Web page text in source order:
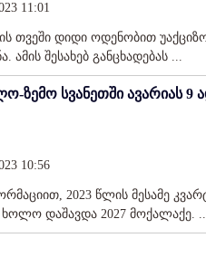
11:01
თვეში დიდი ოდენობით
შესახებ განცხადებას ...
ზემო სვანეთში ავარიას 9
10:56
2023 წლის მესამე
ხოლო დაშავდა 2027 მოქალაქე.